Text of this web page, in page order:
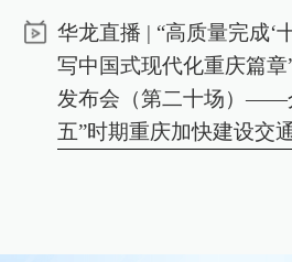
华龙直播 | “高质量完成‘
写中国式现代化重庆篇
发布会（第二十场）——
五”时期重庆加快建设交